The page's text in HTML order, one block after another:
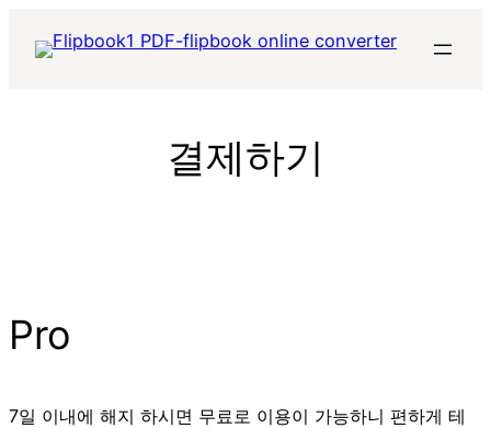
결제하기
Pro
7일 이내에 해지 하시면 무료로 이용이 가능하니 편하게 테